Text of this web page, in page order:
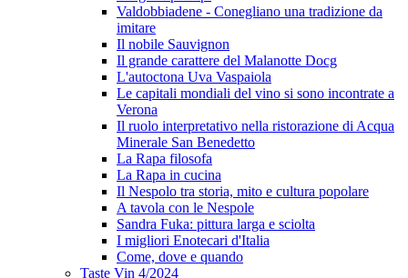
Valdobbiadene - Conegliano una tradizione da
imitare
Il nobile Sauvignon
Il grande carattere del Malanotte Docg
L'autoctona Uva Vaspaiola
Le capitali mondiali del vino si sono incontrate a
Verona
Il ruolo interpretativo nella ristorazione di Acqua
Minerale San Benedetto
La Rapa filosofa
La Rapa in cucina
Il Nespolo tra storia, mito e cultura popolare
A tavola con le Nespole
Sandra Fuka: pittura larga e sciolta
I migliori Enotecari d'Italia
Come, dove e quando
Taste Vin 4/2024